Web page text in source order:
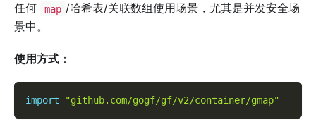
任何 map /哈希表/关联数组使用场景，尤其是并发安全场
景中。
使用方式 ：
import "github.com/gogf/gf/v2/container/gmap"